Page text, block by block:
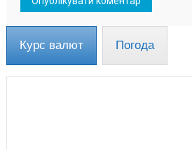
Курс валют Погода